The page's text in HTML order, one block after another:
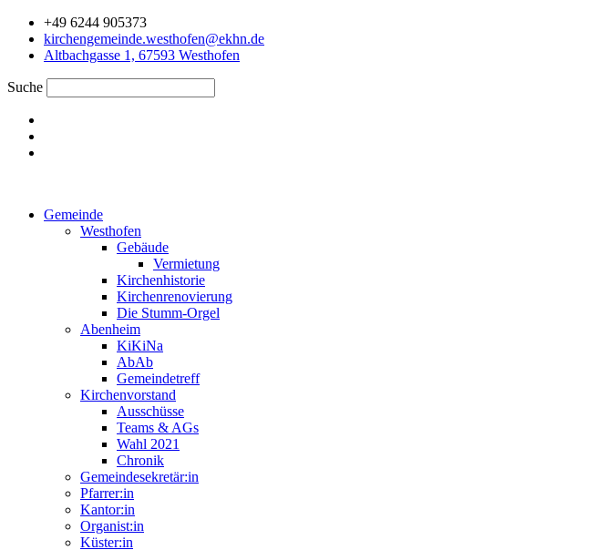
Zum
Inhalt
springen
+49 6244 905373
kirchengemeinde.westhofen@ekhn.de
Altbachgasse 1, 67593 Westhofen
Suche
Gemeinde
Westhofen
Gebäude
Vermietung
Kirchenhistorie
Kirchenrenovierung
Die Stumm-Orgel
Abenheim
KiKiNa
AbAb
Gemeindetreff
Kirchenvorstand
Ausschüsse
Teams & AGs
Wahl 2021
Chronik
Gemeindesekretär:in
Pfarrer:in
Kantor:in
Organist:in
Küster:in